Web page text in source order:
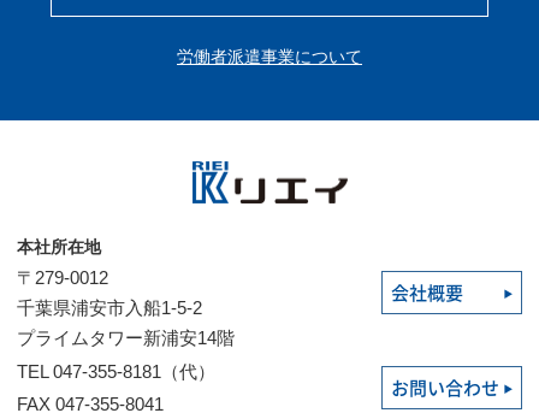
労働者派遣事業について
本社所在地
〒279-0012
千葉県浦安市入船1-5-2
プライムタワー新浦安14階
会社概要
TEL 047-355-8181（代）
FAX 047-355-8041
お問い合わせ